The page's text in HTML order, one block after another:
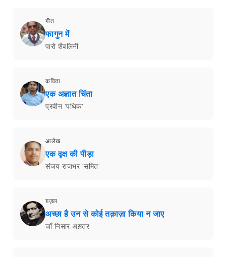
गीत
फागुन में
पारो शैवलिनी
कविता
एक अज्ञात चिंता
प्रवीन 'पथिक'
आलेख
एक वृक्ष की पीड़ा
संजय राजभर 'समित'
ग़ज़ल
अच्छा है उन से कोई तक़ाज़ा किया न जाए
जाँ निसार अख़्तर